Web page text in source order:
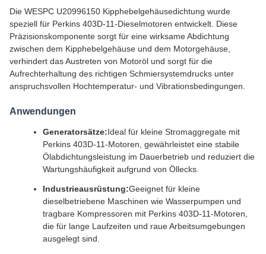
Die WESPC U20996150 Kipphebelgehäusedichtung wurde
speziell für Perkins 403D-11-Dieselmotoren entwickelt. Diese
Präzisionskomponente sorgt für eine wirksame Abdichtung
zwischen dem Kipphebelgehäuse und dem Motorgehäuse,
verhindert das Austreten von Motoröl und sorgt für die
Aufrechterhaltung des richtigen Schmiersystemdrucks unter
anspruchsvollen Hochtemperatur- und Vibrationsbedingungen.
Anwendungen
Generatorsätze:Ideal für kleine Stromaggregate mit
Perkins 403D-11-Motoren, gewährleistet eine stabile
Ölabdichtungsleistung im Dauerbetrieb und reduziert die
Wartungshäufigkeit aufgrund von Öllecks.
Industrieausrüstung:Geeignet für kleine
dieselbetriebene Maschinen wie Wasserpumpen und
tragbare Kompressoren mit Perkins 403D-11-Motoren,
die für lange Laufzeiten und raue Arbeitsumgebungen
ausgelegt sind.